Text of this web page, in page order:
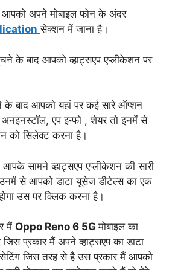
अपने मोबाइल फोन के अंदर
सेक्शन में जाना है।
के बाद आपको व्हाट्सएप एप्लीकेशन पर
के बाद आपको यहां पर कई सारे ऑप्शन
एप इन्फो , शेयर तो इनमें से
को सिलेक्ट करना है।
सामने व्हाट्सएप एप्लीकेशन की सारी
से आपको डाटा यूसेज डीटेल्स का एक
उस पर क्लिक करना है।
मैं Oppo Reno 6 5Gमोबाइल का
प्रकार मैं अपने व्हाट्सएप का डाटा
जिस तरह से है उस प्रकार मैं आपको